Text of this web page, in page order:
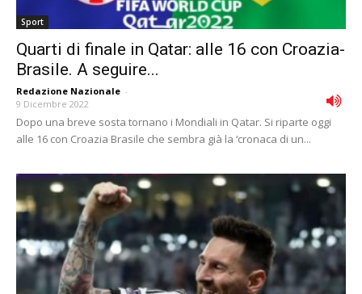
Sport
Quarti di finale in Qatar: alle 16 con Croazia-
Brasile. A seguire...
Redazione Nazionale -
9 Dicembre 2022
Dopo una breve sosta tornano i Mondiali in Qatar. Si riparte oggi
alle 16 con Croazia Brasile che sembra già la ‘cronaca di un...